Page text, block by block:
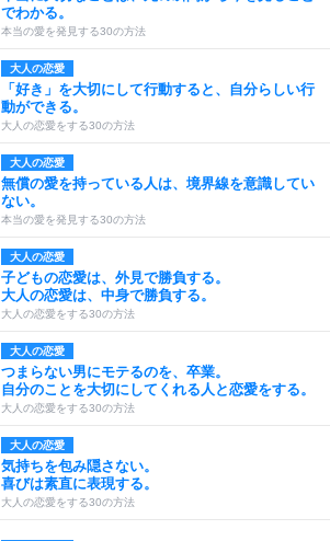
でわかる。
本当の愛を発見する30の方法
大人の恋愛
「好き」を大切にして行動すると、自分らしい行
動ができる。
大人の恋愛をする30の方法
大人の恋愛
無償の愛を持っている人は、境界線を意識してい
ない。
本当の愛を発見する30の方法
大人の恋愛
子どもの恋愛は、外見で勝負する。
大人の恋愛は、中身で勝負する。
大人の恋愛をする30の方法
大人の恋愛
つまらない男にモテるのを、卒業。
自分のことを大切にしてくれる人と恋愛をする。
大人の恋愛をする30の方法
大人の恋愛
気持ちを包み隠さない。
喜びは素直に表現する。
大人の恋愛をする30の方法